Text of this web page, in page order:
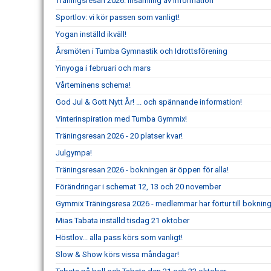
Sportlov: vi kör passen som vanligt!
Yogan inställd ikväll!
Årsmöten i Tumba Gymnastik och Idrottsförening
Yinyoga i februari och mars
Vårteminens schema!
God Jul & Gott Nytt År! ... och spännande information!
Vinterinspiration med Tumba Gymmix!
Träningsresan 2026 - 20 platser kvar!
Julgympa!
Träningsresan 2026 - bokningen är öppen för alla!
Förändringar i schemat 12, 13 och 20 november
Gymmix Träningsresa 2026 - medlemmar har förtur till
Mias Tabata inställd tisdag 21 oktober
Höstlov... alla pass körs som vanligt!
Slow & Show körs vissa måndagar!